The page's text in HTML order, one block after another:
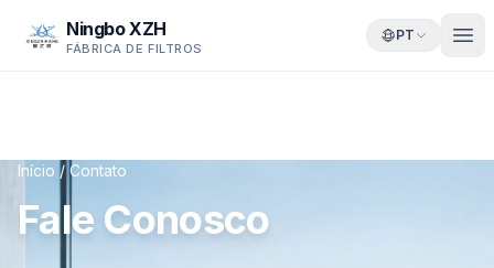
Ningbo XZH
FÁBRICA DE FILTROS
PT
Início / Contato
Fale Conosco